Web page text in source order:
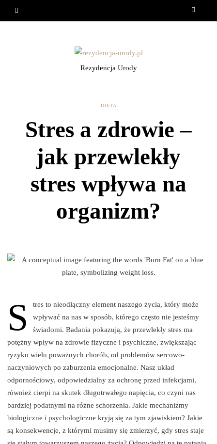
Rezydencja Urody
DIETA
Stres a zdrowie –
jak przewlekły
stres wpływa na
organizm?
S
tres to nieodłączny element naszego życia, który może
wpływać na nas w sposób, którego często nie jesteśmy
świadomi. Badania pokazują, że przewlekły stres ma
potężny wpływ na zdrowie fizyczne i psychiczne, zwiększając
ryzyko wielu poważnych chorób, od problemów sercowo-
naczyniowych po zaburzenia emocjonalne. Nasz układ
odpornościowy, odpowiedzialny za ochronę przed infekcjami,
również cierpi na skutek długotrwałego napięcia, co czyni nas
bardziej podatnymi na różne schorzenia. Jakie mechanizmy
biologiczne i psychologiczne kryją się za tym zjawiskiem? Jakie
są konsekwencje, z którymi musimy się zmierzyć, gdy stres staje